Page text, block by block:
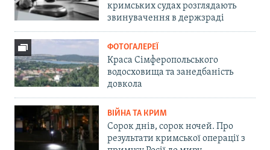
кримських судах розглядають
звинувачення в держзраді
ФОТОГАЛЕРЕЇ
Краса Сімферопольського
водосховища та занедбаність
довкола
ВІЙНА ТА КРИМ
Сорок днів, сорок ночей. Про
результати кримської операції з